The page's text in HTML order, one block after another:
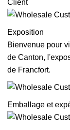
Client
Exposition
Bienvenue pour
de Canton,
de Francfort.
Emballage et